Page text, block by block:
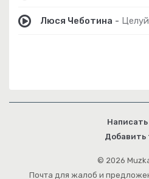
Люся Чеботина -
Добавить
© 2026
Почта для жалоб и